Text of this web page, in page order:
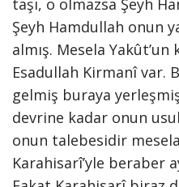
taşı, o olmazsa Şeyh
Şeyh Hamdullah onun
almış. Mesela Yakût’un
Esadullah Kirmanî var.
gelmiş buraya
devrine kadar onun
onun talebesidir
Karahisarî’yle beraber